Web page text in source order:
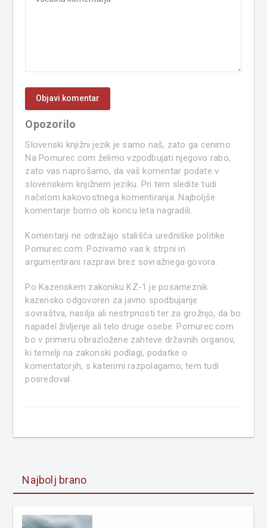
Opozorilo
Slovenski knjižni jezik je samo naš, zato ga cenimo.
Na Pomurec.com želimo vzpodbujati njegovo rabo,
zato vas naprošamo, da vaš komentar podate v
slovenskem knjižnem jeziku. Pri tem sledite tudi
načelom kakovostnega komentiranja. Najboljše
komentarje bomo ob koncu leta nagradili.
Komentarji ne odražajo stališča uredniške politike
Pomurec.com. Pozivamo vas k strpni in
argumentirani razpravi brez sovražnega govora.
Po Kazenskem zakoniku KZ-1 je posameznik
kazensko odgovoren za javno spodbujanje
sovraštva, nasilja ali nestrpnosti ter za grožnjo, da bo
napadel življenje ali telo druge osebe. Pomurec.com
bo v primeru obrazložene zahteve državnih organov,
ki temelji na zakonski podlagi, podatke o
komentatorjih, s katerimi razpolagamo, tem tudi
posredoval.
Najbolj brano